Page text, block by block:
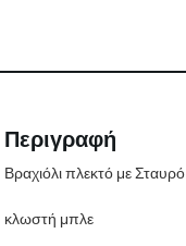
Περιγραφή
Βραχιόλι πλεκτό με Σταυρό
κλωστή μπλε